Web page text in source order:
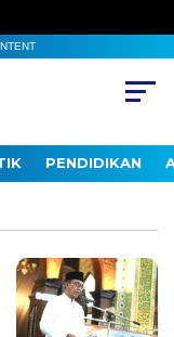
PENDIDIKAN